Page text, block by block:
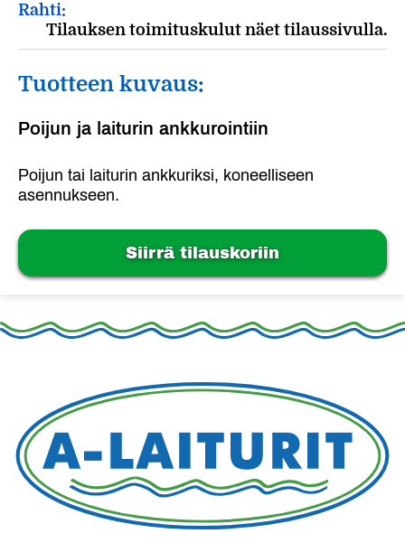
Rahti:
Tilauksen toimituskulut näet tilaussivulla.
Tuotteen kuvaus:
Poijun ja laiturin ankkurointiin
Poijun tai laiturin ankkuriksi, koneelliseen
asennukseen.
Siirrä tilauskoriin